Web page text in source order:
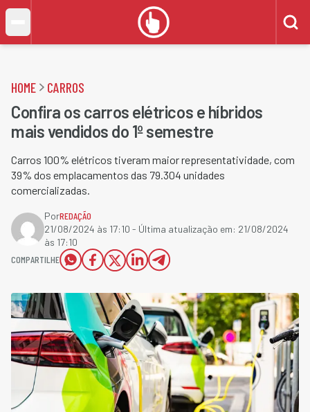
HOME CARROS
Confira os carros elétricos e híbridos
mais vendidos do 1º semestre
Carros 100% elétricos tiveram maior representatividade, com
39% dos emplacamentos das 79.304 unidades
comercializadas.
PorREDAÇÃO
21/08/2024 às 17:10 - Última atualização em: 21/08/2024
às 17:10
COMPARTILHE